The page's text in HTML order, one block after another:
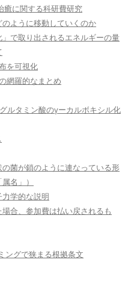
癒に関する科研費研究
ように移動していくのか
で取り出されるエネルギーの量
を可視化
網羅的なまとめ
ルタミン酸のγーカルボキシル化
菌が鎖のように連なっている形
名」）
学的な説明
合、参加費は払い戻されるも
ングで狭まる根拠条文